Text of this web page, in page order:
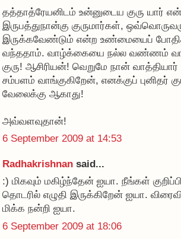
தத்தாத்ரேயனிடம் உன்னுடைய குரு யார்
இருபத்துநான்கு குருமார்கள்,
இருக்கவேண்டும் என்ற உண்மையைப்
வந்ததாம். வாழ்க்கையை நல்ல வண்ணம்
குரு! ஆசிரியன்! வெறுமே நான்
சம்பளம் வாங்குகிறேன், எனக்குப் புனிதர்
வேலைக்கு ஆகாது!
அவ்வளவுதான்!
6 September 2009 at 14:53
Radhakrishnan said...
:) மிகவும் மகிழ்ந்தேன் ஐயா. நீங்கள்
தொடரில் எழுதி இருக்கிறேன் ஐயா.
மிக்க நன்றி ஐயா.
6 September 2009 at 18:06